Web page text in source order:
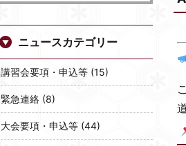
ニュースカテゴリー
講習会要項・申込等 (15)
緊急連絡 (8)
大会要項・申込等 (44)